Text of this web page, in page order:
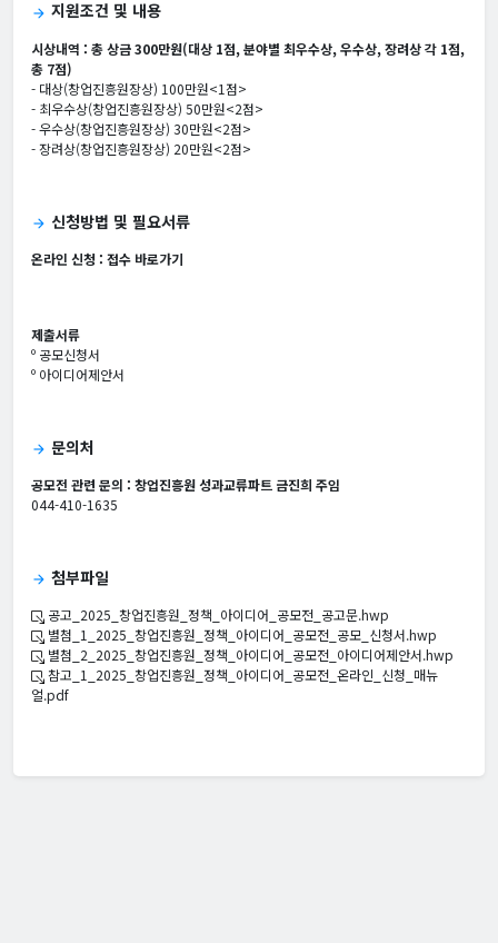
arrow_forward 지원조건 및 내용
시상내역 : 총 상금 300만원(대상 1점, 분야별 최우수상, 우수상, 장려상 각 1점,
총 7점)
- 대상(창업진흥원장상) 100만원<1점>
- 최우수상(창업진흥원장상) 50만원<2점>
- 우수상(창업진흥원장상) 30만원<2점>
- 장려상(창업진흥원장상) 20만원<2점>
arrow_forward 신청방법 및 필요서류
온라인 신청 : 접수 바로가기
제출서류
º 공모신청서
º 아이디어제안서
arrow_forward 문의처
공모전 관련 문의 : 창업진흥원 성과교류파트 금진희 주임
044-410-1635
arrow_forward 첨부파일
공고_2025_창업진흥원_정책_아이디어_공모전_공고문.hwp
별첨_1_2025_창업진흥원_정책_아이디어_공모전_공모_신청서.hwp
별첨_2_2025_창업진흥원_정책_아이디어_공모전_아이디어제안서.hwp
참고_1_2025_창업진흥원_정책_아이디어_공모전_온라인_신청_매뉴
얼.pdf